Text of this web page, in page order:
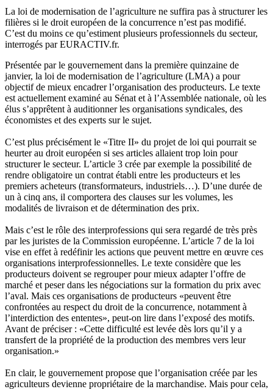
La loi de modernisation de l’agriculture ne suffira pas à structurer les
filières si le droit européen de la concurrence n’est pas modifié.
C’est du moins ce qu’estiment plusieurs professionnels du secteur,
interrogés par EURACTIV.fr.
Présentée par le gouvernement dans la première quinzaine de
janvier, la loi de modernisation de l’agriculture (LMA) a pour
objectif de mieux encadrer l’organisation des producteurs. Le texte
est actuellement examiné au Sénat et à l’Assemblée nationale, où les
élus s’apprêtent à auditionner les organisations syndicales, des
économistes et des experts sur le sujet.
C’est plus précisément le «Titre II» du projet de loi qui pourrait se
heurter au droit européen si ses articles allaient trop loin pour
structurer le secteur. L’article 3 crée par exemple la possibilité de
rendre obligatoire un contrat établi entre les producteurs et les
premiers acheteurs (transformateurs, industriels…). D’une durée de
un à cinq ans, il comportera des clauses sur les volumes, les
modalités de livraison et de détermination des prix.
Mais c’est le rôle des interprofessions qui sera regardé de très près
par les juristes de la Commission européenne. L’article 7 de la loi
vise en effet à redéfinir les actions que peuvent mettre en œuvre ces
organisations interprofessionnelles. Le texte considère que les
producteurs doivent se regrouper pour mieux adapter l’offre de
marché et peser dans les négociations sur la formation du prix avec
l’aval. Mais ces organisations de producteurs «peuvent être
confrontées au respect du droit de la concurrence, notamment à
l’interdiction des ententes», peut-on lire dans l’exposé des motifs.
Avant de préciser : «Cette difficulté est levée dès lors qu’il y a
transfert de la propriété de la production des membres vers leur
organisation.»
En clair, le gouvernement propose que l’organisation créée par les
agriculteurs devienne propriétaire de la marchandise. Mais pour cela,